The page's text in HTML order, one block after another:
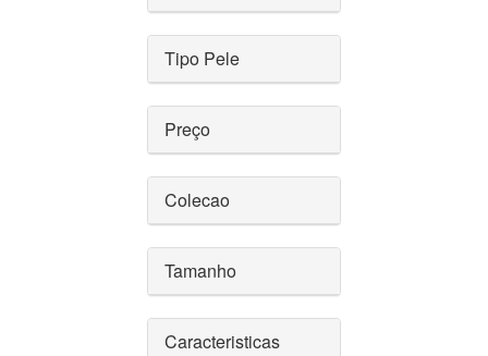
Tipo Pele
Preço
Colecao
Tamanho
Caracteristicas